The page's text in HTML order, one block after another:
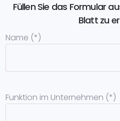
Füllen Sie das Formular
Blatt zu
Name (*)
Funktion im Unternehmen (*)